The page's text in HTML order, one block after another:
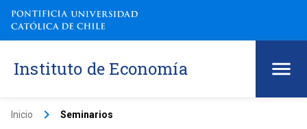
Instituto de Economía
Inicio keyboard_arrow_right Seminarios